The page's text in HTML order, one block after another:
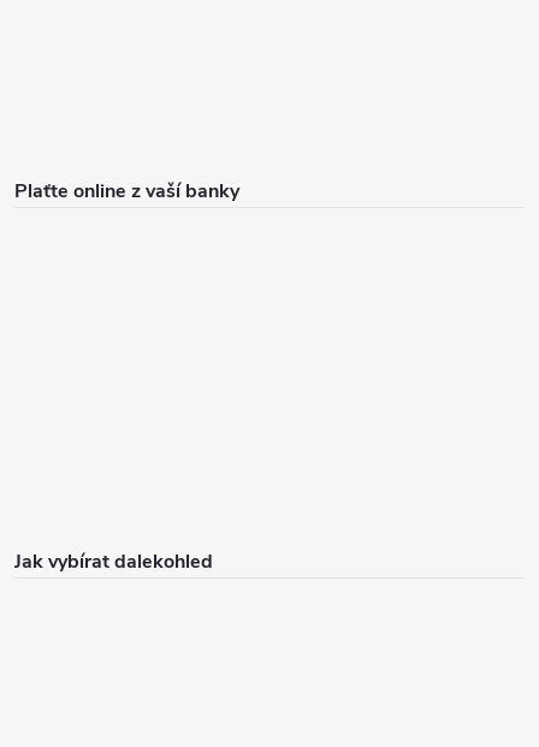
Plaťte online z vaší banky
Jak vybírat dalekohled